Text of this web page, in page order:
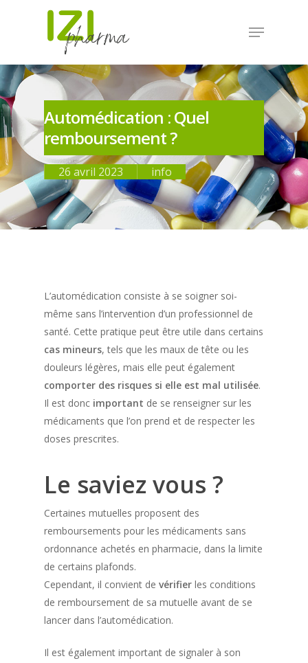
Automédication : Quel
remboursement ?
26 avril 2023 info
L’automédication consiste à se soigner soi-
même sans l’intervention d’un professionnel de
santé. Cette pratique peut être utile dans certains
cas mineurs, tels que les maux de tête ou les
douleurs légères, mais elle peut également
comporter des risques si elle est mal utilisée.
Il est donc important de se renseigner sur les
médicaments que l’on prend et de respecter les
doses prescrites.
Le saviez vous ?
Certaines mutuelles proposent des
remboursements pour les médicaments sans
ordonnance achetés en pharmacie, dans la limite
de certains plafonds.
Cependant, il convient de vérifier les conditions
de remboursement de sa mutuelle avant de se
lancer dans l’automédication.
Il est également important de signaler à son